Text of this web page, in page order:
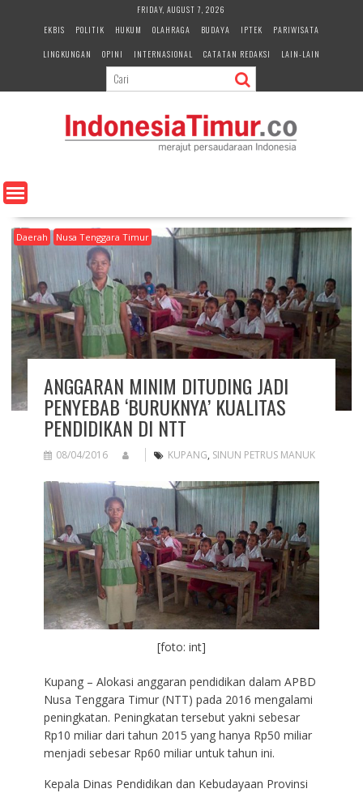
e
n
FRIDAY, AUGUST 7, 2026
EKBIS
POLITIK HUKUM OLAHRAGA BUDAYA IPTEK
PARIWISATA
LINGKUNGAN
OPINI INTERNASIONAL CATATAN REDAKSI LAIN-LAIN
Daerah Nusa Tenggara Timur
ANGGARAN MINIM DITUDING JADI
PENYEBAB ‘BURUKNYA’ KUALITAS
PENDIDIKAN DI NTT
08/04/2016 KUPANG, SINUN PETRUS MANUK
[foto: int]
Kupang – Alokasi anggaran pendidikan dalam APBD
Nusa Tenggara Timur (NTT) pada 2016 mengalami
peningkatan. Peningkatan tersebut yakni sebesar
Rp10 miliar dari tahun 2015 yang hanya Rp50 miliar
menjadi sebesar Rp60 miliar untuk tahun ini.
Kepala Dinas Pendidikan dan Kebudayaan Provinsi